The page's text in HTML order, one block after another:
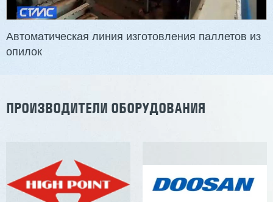
Станок проходного типа
Узлы: 4 пилы, 2 фрезы
Автоматическая линия изготовления паллетов из
опилок
ПРОИЗВОДИТЕЛИ ОБОРУДОВАНИЯ